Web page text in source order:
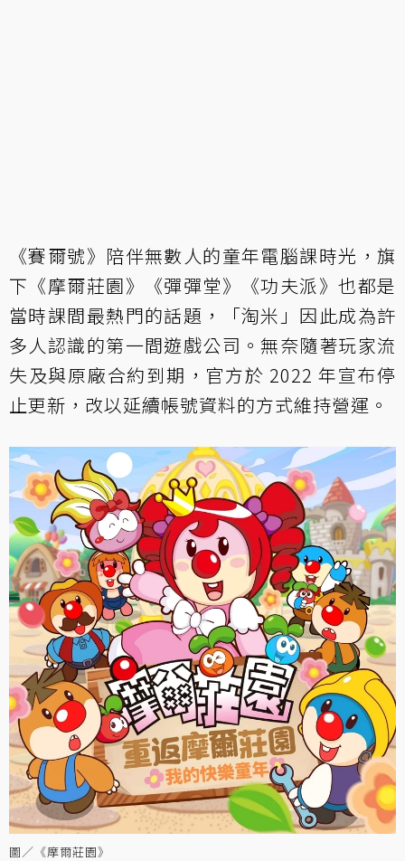
《賽爾號》陪伴無數人的童年電腦課時光，旗
下《摩爾莊園》《彈彈堂》《功夫派》也都是
當時課間最熱門的話題，「淘米」因此成為許
多人認識的第一間遊戲公司。無奈隨著玩家流
失及與原廠合約到期，官方於 2022 年宣布停
止更新，改以延續帳號資料的方式維持營運。
圖／《摩爾莊園》